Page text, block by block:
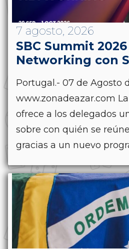
7 agosto, 2026
SBC Summit
Networking con
Portugal.- 07 de Agosto
www.zonadeazar.com
ofrece a los delegados
sobre con quién se
gracias a un nuevo